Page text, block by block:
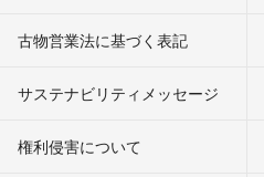
古物営業法に基づく表記
サステナビリティメッセージ
権利侵害について